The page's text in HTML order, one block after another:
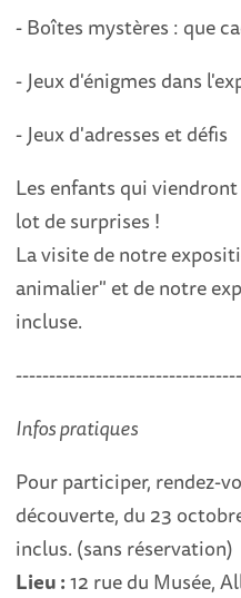
- Boîtes mystères : que
- Jeux d'énigmes dans
- Jeux d'adresses et défis
Les enfants qui
lot de surprises !
La visite de notre
animalier" et de notre
incluse.
Infos pratiques
Pour participer, rendez-
découverte, du 23
inclus. (sans réservation)
Lieu :12 rue du Musée,